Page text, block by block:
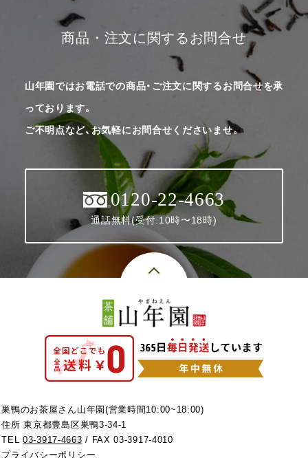
商品・注文に関するお問合せ
山年園ではお電話での商品・ご注文に関するお問合せを承
っております。
ご不明点など、お気軽にお問合せくださいませ。
0120-22-4663
通話無料(受付:10時〜18時)
巣鴨のお茶屋さん山年園(営業時間10:00~18:00)
住所 東京都豊島区巣鴨3-34-1
TEL03-3917-4663 / FAX 03-3917-4010
プライバシーポリシー